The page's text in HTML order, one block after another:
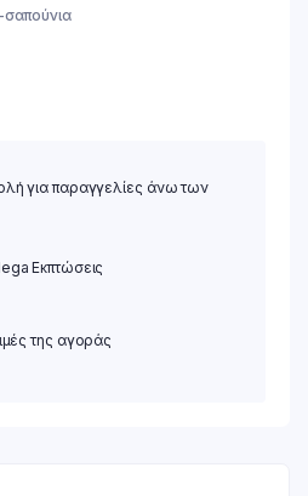
για παραγγελίες άνω των
Εκπτώσεις
της αγοράς